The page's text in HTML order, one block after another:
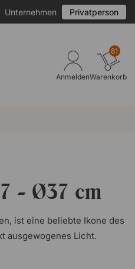
Unternehmen Privatperson
Anmelden
81
Warenkorb
- Ø37 cm
ist eine beliebte Ikone des
ausgewogenes Licht.